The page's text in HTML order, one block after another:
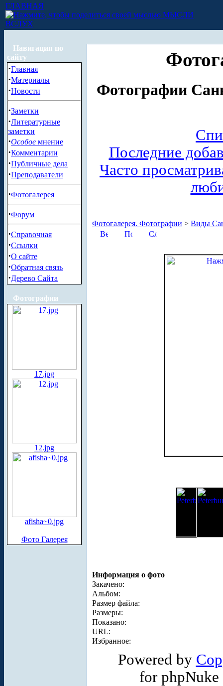
ГЛАВНАЯ
МЫСЛИ
ВСЛУХ
Навигация по
сайту
·Главная
·Материалы
·Новости
·Заметки
·Литературные
заметки
·Особое мнение
·Комментарии
·Публичные дела
·Преподаватели
·Фотогалерея
·Форум
·Справочная
·Ссылки
·О сайте
·Обратная связь
·Дерево Сайта
Фотографии
17.jpg
12.jpg
afisha~0.jpg
Фото Галерея
Фотографии
Последние
Часто
Фотогалерея. Фотографии > Виды
Информация о фото
Закачено:
Альбом:
Размер файла:
Размеры:
Показано:
URL:
Избранное:
Powered by
for